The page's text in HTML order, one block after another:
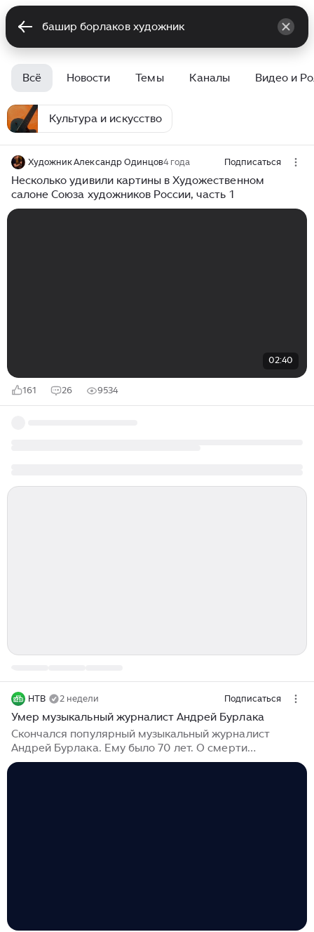
Всё Новости Темы Каналы Видео и
Культура и искусство
Художник Александр Одинцов4 года Подписаться
Несколько удивили картины в Художественном
салоне Союза художников России, часть 1
02:40
161 26 9534
НТВ 2 недели Подписаться
Умер музыкальный журналист Андрей Бурлака
Скончался популярный музыкальный журналист
Андрей Бурлака. Ему было 70 лет. О смерти
журналиста сообщил музыкант Максим Тесли